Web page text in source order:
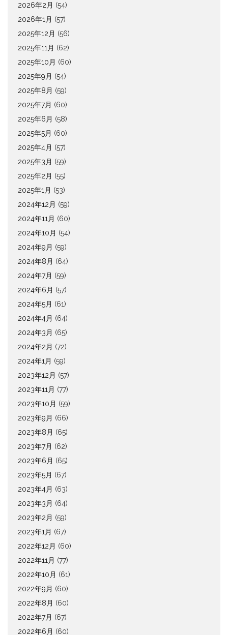
2026年2月 (54)
2026年1月 (57)
2025年12月 (56)
2025年11月 (62)
2025年10月 (60)
2025年9月 (54)
2025年8月 (59)
2025年7月 (60)
2025年6月 (58)
2025年5月 (60)
2025年4月 (57)
2025年3月 (59)
2025年2月 (55)
2025年1月 (53)
2024年12月 (59)
2024年11月 (60)
2024年10月 (54)
2024年9月 (59)
2024年8月 (64)
2024年7月 (59)
2024年6月 (57)
2024年5月 (61)
2024年4月 (64)
2024年3月 (65)
2024年2月 (72)
2024年1月 (59)
2023年12月 (57)
2023年11月 (77)
2023年10月 (59)
2023年9月 (66)
2023年8月 (65)
2023年7月 (62)
2023年6月 (65)
2023年5月 (67)
2023年4月 (63)
2023年3月 (64)
2023年2月 (59)
2023年1月 (67)
2022年12月 (60)
2022年11月 (77)
2022年10月 (61)
2022年9月 (60)
2022年8月 (60)
2022年7月 (67)
2022年6月 (60)